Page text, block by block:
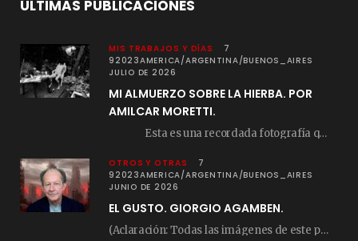
ÚLTIMAS PUBLICACIONES
MIS TRABAJOS Y DÍAS
7
92023AMERICA/ARGENTINA/BUENOS_AIRES
JULIO DE 2026
MI ALMUERZO SOBRE LA HIERBA. POR
AMILCAR MORETTI.
Esta es una recordada fotografía que registré…
OTROS Y OTRAS
7
92023AMERICA/ARGENTINA/BUENOS_AIRES
JUNIO DE 2026
EL GUSTO. GIORGIO AGAMBEN.
(Aclaración: Todas las imágenes de este posteo fueron tomadas de Bloghemia.com, y todos los…